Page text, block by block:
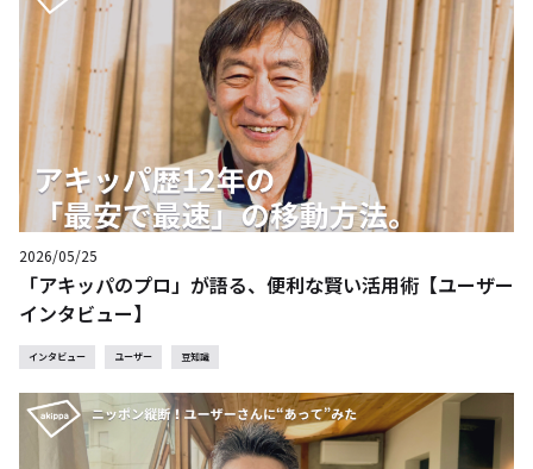
2026/05/25
「アキッパのプロ」が語る、便利な賢い活用術【ユーザー
インタビュー】
インタビュー ユーザー 豆知識